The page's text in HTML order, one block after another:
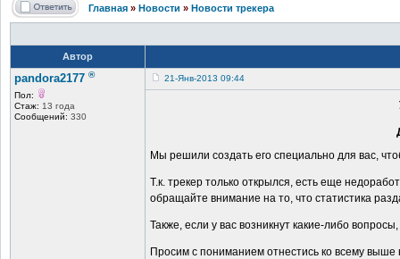
Главная » Новости » Новости трекера
Автор
pandora2177 ®
Пол:
Стаж: 13 года
Сообщений: 330
21-Янв-2013 09:44
Мы решили создать его специально для вас,
Т.к. трекер только открылся, есть еще
обращайте внимание на то, что статистика
Также, если у вас возникнут какие-либо
Просим с пониманием отнестись ко всему выше